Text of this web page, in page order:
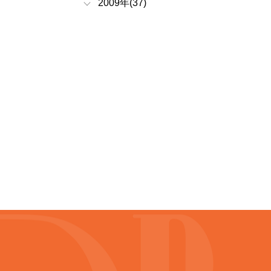
2009年(37)